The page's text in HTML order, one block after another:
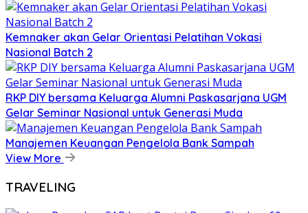
Kemnaker akan Gelar Orientasi Pelatihan Vokasi
Nasional Batch 2
RKP DIY bersama Keluarga Alumni Paskasarjana UGM
Gelar Seminar Nasional untuk Generasi Muda
Manajemen Keuangan Pengelola Bank Sampah
View More
TRAVELING